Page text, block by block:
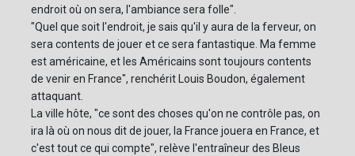
endroit où on sera, l'ambiance sera folle".
"Quel que soit l'endroit, je sais qu'il y aura de la ferveur, on
sera contents de jouer et ce sera fantastique. Ma femme
est américaine, et les Américains sont toujours contents
de venir en France", renchérit Louis Boudon, également
attaquant.
La ville hôte, "ce sont des choses qu'on ne contrôle pas, on
ira là où on nous dit de jouer, la France jouera en France, et
c'est tout ce qui compte", relève l'entraîneur des Bleus